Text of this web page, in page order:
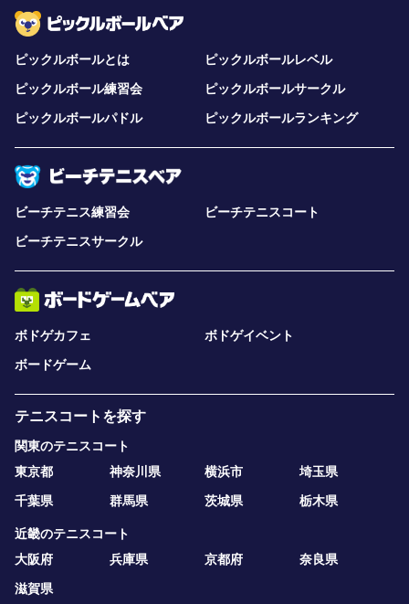
ピックルボールとは
ピックルボールレベル
ピックルボール練習会
ピックルボールサークル
ピックルボールパドル
ピックルボールランキング
ビーチテニス練習会
ビーチテニスコート
ビーチテニスサークル
ボドゲカフェ
ボドゲイベント
ボードゲーム
テニスコートを探す
関東のテニスコート
東京都
神奈川県 横浜市
埼玉県
千葉県
群馬県 茨城県 栃木県
近畿のテニスコート
大阪府
兵庫県 京都府
奈良県
滋賀県